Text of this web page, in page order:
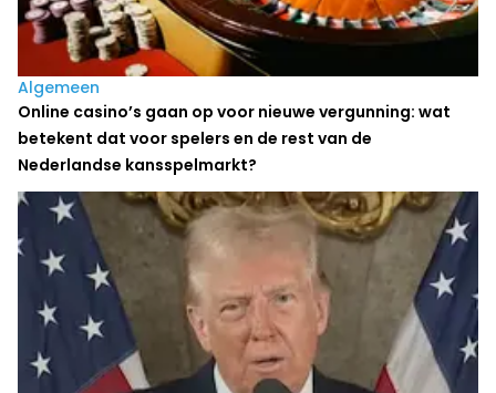
Algemeen
Online casino’s gaan op voor nieuwe vergunning: wat
betekent dat voor spelers en de rest van de
Nederlandse kansspelmarkt?